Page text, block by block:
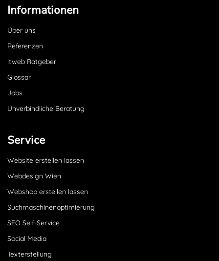
Informationen
Über uns
Referenzen
itweb Ratgeber
Glossar
Jobs
Unverbindliche Beratung
Service
Website erstellen lassen
Webdesign Wien
Webshop erstellen lassen
Suchmaschinenoptimierung
SEO Self-Service
Social Media
Texterstellung